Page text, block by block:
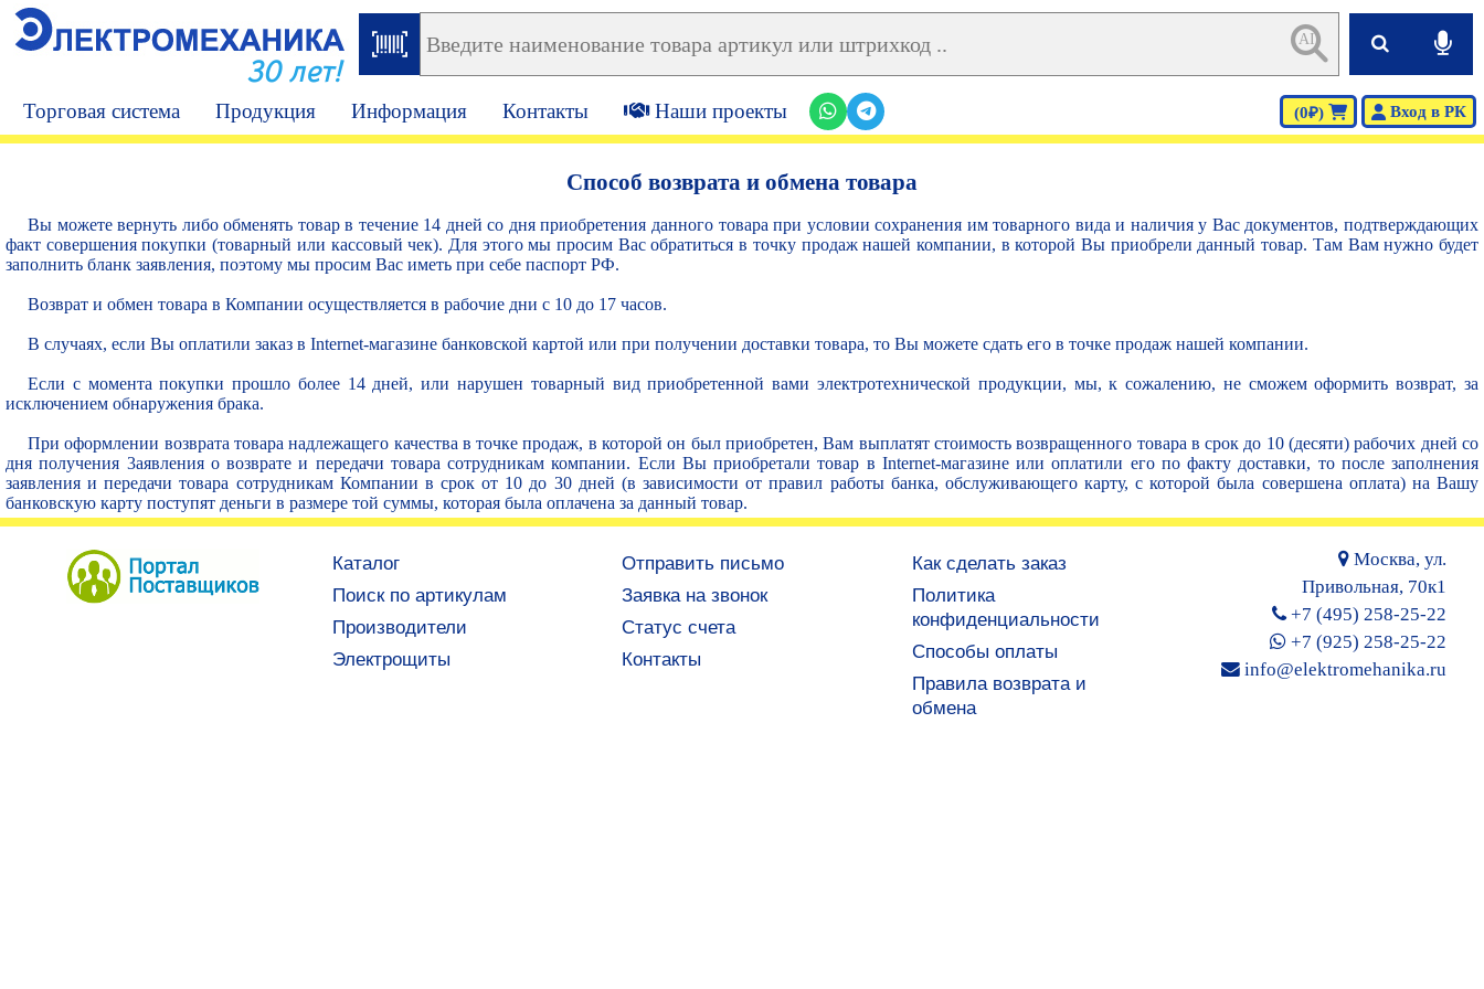
30 лет!
AI
Торговая система Продукция Информация Контакты Наши проекты (0₽) Вход в РК
Способ возврата и обмена товара
Вы можете вернуть либо обменять товар в течение 14 дней со дня приобретения данного товара при условии сохранения им товарного вида и наличия у Вас документов, подтверждающих
факт совершения покупки (товарный или кассовый чек). Для этого мы просим Вас обратиться в точку продаж нашей компании, в которой Вы приобрели данный товар. Там Вам нужно будет
заполнить бланк заявления, поэтому мы просим Вас иметь при себе паспорт РФ.
Возврат и обмен товара в Компании осуществляется в рабочие дни с 10 до 17 часов.
В случаях, если Вы оплатили заказ в Internet-магазине банковской картой или при получении доставки товара, то Вы можете сдать его в точке продаж нашей компании.
Если с момента покупки прошло более 14 дней, или нарушен товарный вид приобретенной вами электротехнической продукции, мы, к сожалению, не сможем оформить возврат, за
исключением обнаружения брака.
При оформлении возврата товара надлежащего качества в точке продаж, в которой он был приобретен, Вам выплатят стоимость возвращенного товара в срок до 10 (десяти) рабочих дней со
дня получения 3аявления о возврате и передачи товара сотрудникам компании. Если Вы приобретали товар в Internet-магазине или оплатили его по факту доставки, то после заполнения
заявления и передачи товара сотрудникам Компании в срок от 10 до 30 дней (в зависимости от правил работы банка, обслуживающего карту, с которой была совершена оплата) на Вашу
банковскую карту поступят деньги в размере той суммы, которая была оплачена за данный товар.
Каталог
Поиск по артикулам
Производители
Электрощиты
Отправить письмо
Заявка на звонок
Статус счета
Контакты
Как сделать заказ
Политика
конфиденциальности
Способы оплаты
Правила возврата и
обмена
Москва, ул.
Привольная, 70к1
+7 (495) 258-25-22
+7 (925) 258-25-22
info@elektromehanika.ru